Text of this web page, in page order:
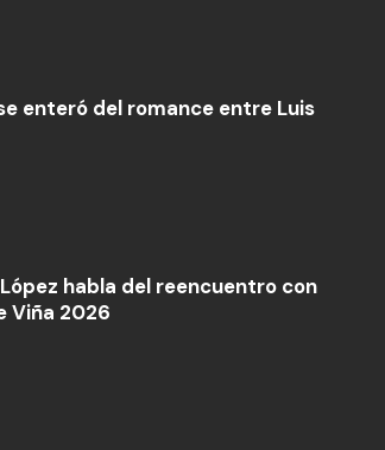
enteró del romance entre Luis
habla del reencuentro con
Viña 2026